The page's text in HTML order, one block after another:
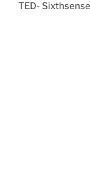
TED- Sixthsense